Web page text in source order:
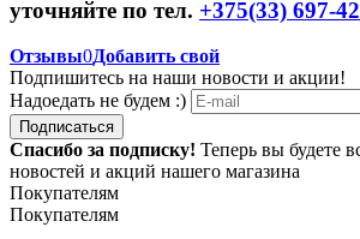
уточняйте по тел. +375(33) 697-
Отзывы0Добавить свой
Подпишитесь на наши новости и акции!
Надоедать не будем :)
Подписаться
Спасибо за подписку! Теперь вы будете
новостей и акций нашего магазина
Покупателям
Покупателям